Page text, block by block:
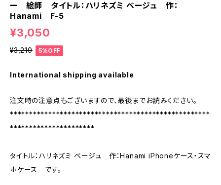
ー 絵師 タイトル：ハリネズミ ベージュ 作：
Hanami F-5
¥3,050
¥3,210 5%OFF
International shipping available
注文時の注意点もございますので、最後までお読みください。
****************************************************
**********************
タイトル：ハリネズミ ベージュ 作：Hanami iPhoneケース・スマ
ホケース です。